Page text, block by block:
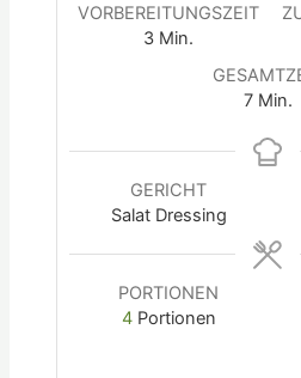
VORBEREITUNGSZEIT
3 Min.
7 Min.
GERICHT
Salat Dressing
PORTIONEN
4 Portionen